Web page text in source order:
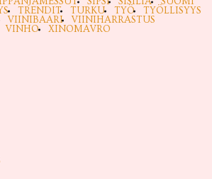
TRENDIT TURKU TYÖ
TYÖLLISYYS
VIINIBAARI
VIINIHARRASTUS
VINHO XINOMAVRO